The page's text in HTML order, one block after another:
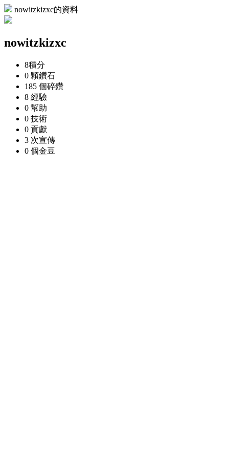
nowitzkizxc的資料
nowitzkizxc
8積分
0 顆鑽石
185 個碎鑽
8 經驗
0 幫助
0 技術
0 貢獻
3 次宣傳
0 個金豆